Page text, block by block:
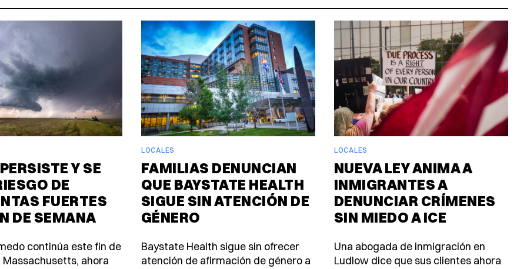
Y SE
DE
FUERTES
DE SEMANA
continúa este fin de
Massachusetts, ahora
LOCALES
FAMILIAS DENUNCIAN
QUE BAYSTATE HEALTH
SIGUE SIN ATENCIÓN DE
GÉNERO
Baystate Health sigue sin ofrecer
atención de afirmación de género a
LOCALES
NUEVA LEY ANIMA A
INMIGRANTES A
DENUNCIAR CRÍMENES
SIN MIEDO A ICE
Una abogada de inmigración en
Ludlow dice que sus clientes ahora